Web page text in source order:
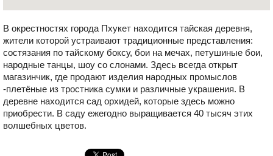
В окрестностях города Пхукет находится тайская деревня,
жители которой устраивают традиционные представления:
состязания по тайскому боксу, бои на мечах, петушиные бои,
народные танцы, шоу со слонами. Здесь всегда открыт
магазинчик, где продают изделия народных промыслов
-плетёные из тростника сумки и различные украшения. В
деревне находится сад орхидей, которые здесь можно
приобрести. В саду ежегодно выращивается 40 тысяч этих
волшебных цветов.